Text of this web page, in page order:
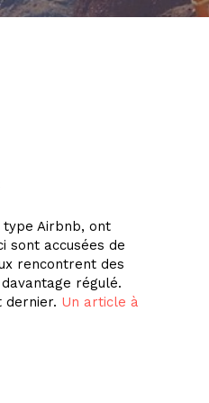
Airbnb, ont
sont accusées de
rencontrent des
régulé.
dernier. Un article à